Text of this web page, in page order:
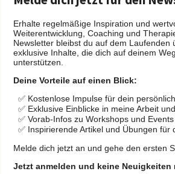
Erhalte regelmäßige Inspiration und
Weiterentwicklung, Coaching und
Newsletter bleibst du auf dem
exklusive Inhalte, die dich auf deinem
unterstützen.
Deine Vorteile auf einen Blick:
✅ Kostenlose Impulse für dein
✅ Exklusive Einblicke in meine Arbeit
✅ Vorab-Infos zu Workshops und Events
✅ Inspirierende Artikel und Übungen für
Melde dich jetzt an und gehe den ersten
Jetzt anmelden und keine Neuigkeiten